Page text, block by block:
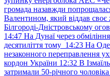
громада назавжди
Валентином, який віддав своє
Білгороді-Дністровському
14:47 На Дунаї через
десятиліття тому 14:23 На
незаконного переправлення
кордон України 12:32 В
затримали 50-річного